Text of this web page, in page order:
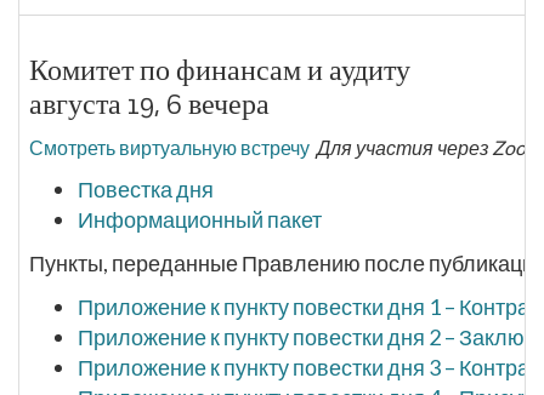
Комитет по финансам и аудиту
августа 19, 6 вечера
Смотреть виртуальную встречу Для участия через
Повестка дня
Информационный пакет
Пункты, переданные Правлению после
Приложение к пункту повестки дня 1 –
Приложение к пункту повестки дня 2 –
Приложение к пункту повестки дня 3 –